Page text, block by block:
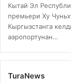
Кытай Эл
премьери Ху
Кыргызстанга
аэропортунан…
TuraNews